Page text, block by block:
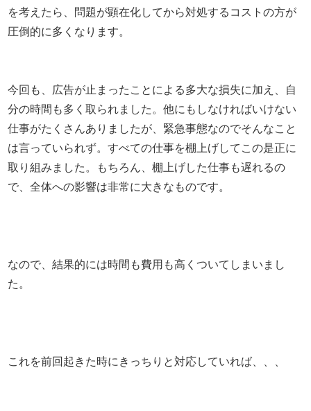
を考えたら、問題が顕在化してから対処するコストの方が
圧倒的に多くなります。
今回も、広告が止まったことによる多大な損失に加え、自
分の時間も多く取られました。他にもしなければいけない
仕事がたくさんありましたが、緊急事態なのでそんなこと
は言っていられず。すべての仕事を棚上げしてこの是正に
取り組みました。もちろん、棚上げした仕事も遅れるの
で、全体への影響は非常に大きなものです。
なので、結果的には時間も費用も高くついてしまいまし
た。
これを前回起きた時にきっちりと対応していれば、、、